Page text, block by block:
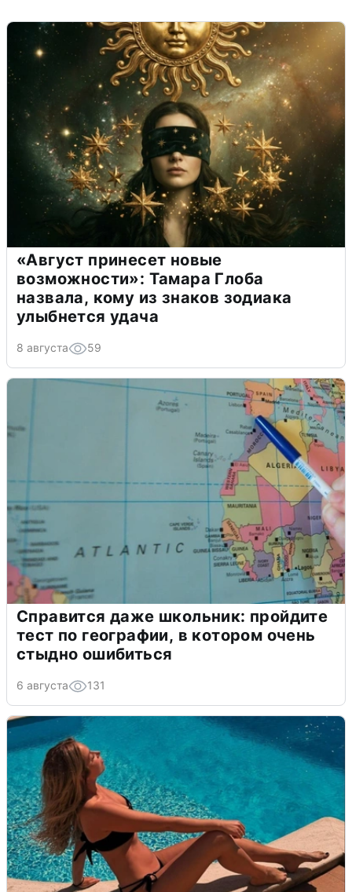
«Август принесет новые
возможности»: Тамара Глоба
назвала, кому из знаков зодиака
улыбнется удача
8 августа 59
Справится даже школьник: пройдите
тест по географии, в котором очень
стыдно ошибиться
6 августа 131